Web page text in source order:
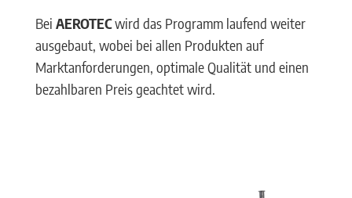
Bei AEROTECwird das Programm laufend weiter
ausgebaut, wobei bei allen Produkten auf
Marktanforderungen, optimale Qualität und einen
bezahlbaren Preis geachtet wird.